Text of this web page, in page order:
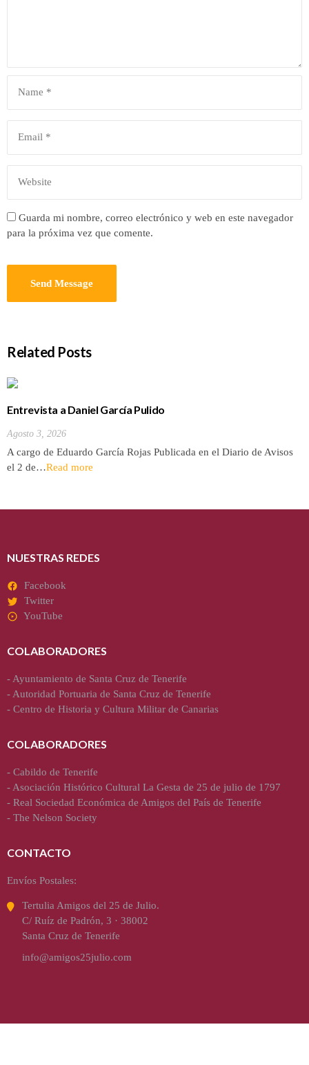
Guarda mi nombre, correo electrónico y web en este navegador
para la próxima vez que comente.
Related Posts
Entrevista a Daniel García Pulido
Agosto 3, 2026
A cargo de Eduardo García Rojas Publicada en el Diario de Avisos
el 2 de…Read more
NUESTRAS REDES
Facebook
Twitter
YouTube
COLABORADORES
- Ayuntamiento de Santa Cruz de Tenerife
- Autoridad Portuaria de Santa Cruz de Tenerife
- Centro de Historia y Cultura Militar de Canarias
COLABORADORES
- Cabildo de Tenerife
- Asociación Histórico Cultural La Gesta de 25 de julio de 1797
- Real Sociedad Económica de Amigos del País de Tenerife
- The Nelson Society
CONTACTO
Envíos Postales:
Tertulia Amigos del 25 de Julio.
C/ Ruíz de Padrón, 3 · 38002
Santa Cruz de Tenerife
info@amigos25julio.com